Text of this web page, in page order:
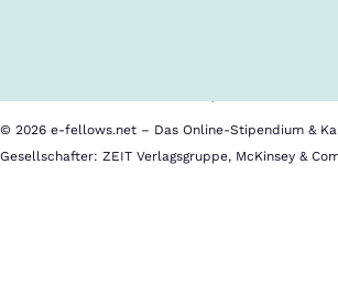
© 2026 e-fellows.net – Das Online-Stipendium &
Gesellschafter: ZEIT Verlagsgruppe, McKinsey &